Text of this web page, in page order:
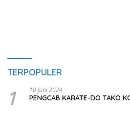
TERPOPULER
1 10 Juni 2024
PENGCAB KARATE-DO TAKO